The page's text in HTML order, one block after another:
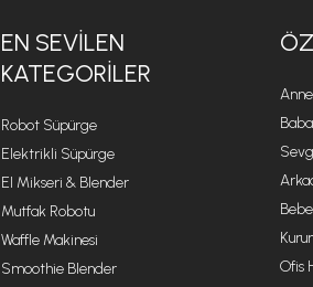
EN SEVILEN
KATEGORILER
Robot Süpürge
Elektrikli Süpürge
El Mikseri & Blender
Mutfak Robotu
Waffle Makinesi
Smoothie Blender
Ofis